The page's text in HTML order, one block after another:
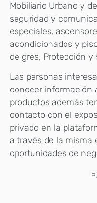
Mobiliario Urbano y
seguridad y
especiales,
acondicionados y
de gres, Protección y
Las personas
conocer información
productos además
contacto con el
privado en la
a través de la misma
oportunidades de